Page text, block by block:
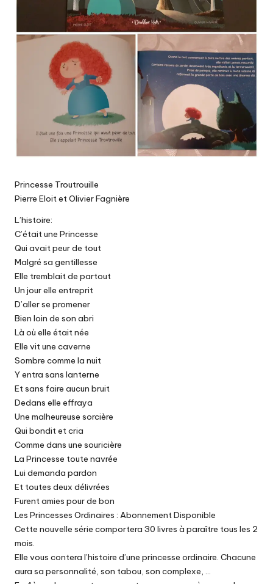
Princesse Troutrouille
Pierre Eloit et Olivier Fagnière
L’histoire:
C’était une Princesse
Qui avait peur de tout
Malgré sa gentillesse
Elle tremblait de partout
Un jour elle entreprit
D’aller se promener
Bien loin de son abri
Là où elle était née
Elle vit une caverne
Sombre comme la nuit
Y entra sans lanterne
Et sans faire aucun bruit
Dedans elle effraya
Une malheureuse sorcière
Qui bondit et cria
Comme dans une souricière
La Princesse toute navrée
Lui demanda pardon
Et toutes deux délivrées
Furent amies pour de bon
Les Princesses Ordinaires : Abonnement Disponible
Cette nouvelle série comportera 30 livres à paraître tous les 2
mois.
Elle vous contera l’histoire d’une princesse ordinaire. Chacune
aura sa personnalité, son tabou, son complexe, …